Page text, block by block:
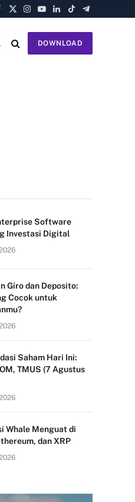
X
Instagram
YouTube
LinkedIn
TikTokTelegram
DOWNLOAD
Software
Investasi Digital
Giro dan Deposito:
Cocok untuk
Saham Hari Ini:
TMUS (7 Agustus
Whale Menguat di
dan XRP